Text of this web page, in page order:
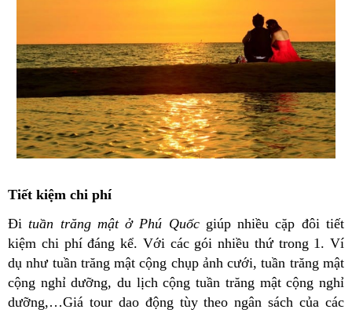
Tiết kiệm chi phí
Đituần trăng mật ở Phú Quốcgiúp nhiều cặp đôi tiết
kiệm chi phí đáng kể. Với các gói nhiều thứ trong 1. Ví
dụ như tuần trăng mật cộng chụp ảnh cưới, tuần trăng mật
cộng nghỉ dưỡng, du lịch cộng tuần trăng mật cộng nghỉ
dưỡng,…Giá tour dao động tùy theo ngân sách của các